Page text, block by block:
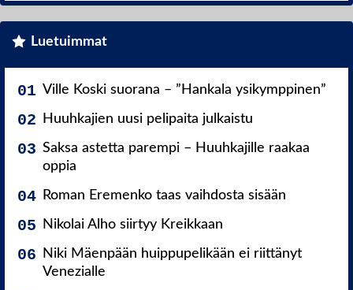
Luetuimmat
Ville Koski suorana – ”Hankala ysikymppinen”
Huuhkajien uusi pelipaita julkaistu
Saksa astetta parempi – Huuhkajille raakaa
oppia
Roman Eremenko taas vaihdosta sisään
Nikolai Alho siirtyy Kreikkaan
Niki Mäenpään huippupelikään ei riittänyt
Venezialle